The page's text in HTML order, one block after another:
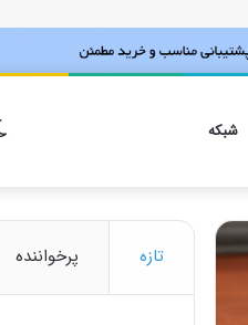
شبکه
تازه پرخواننده